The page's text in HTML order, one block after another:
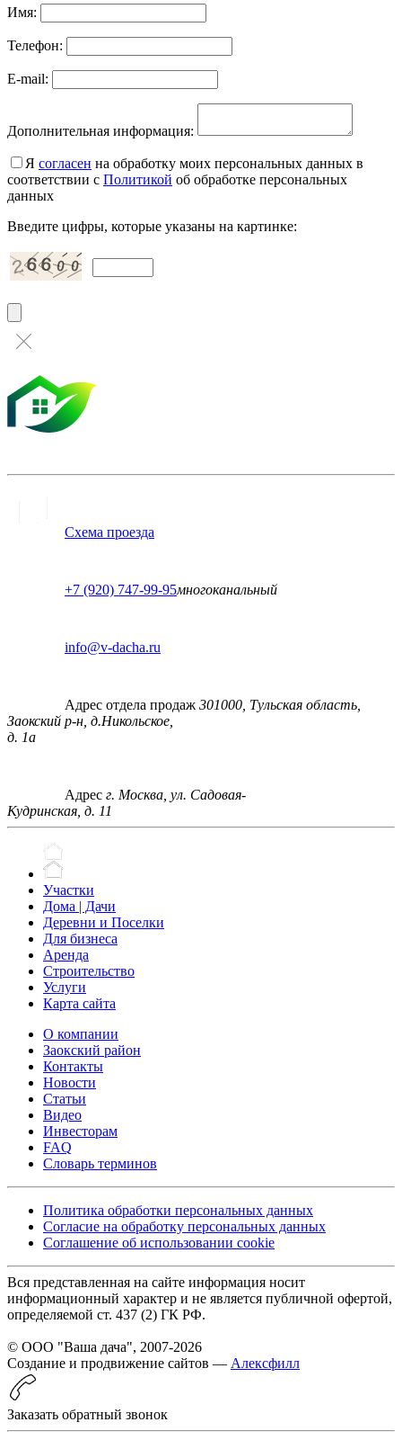
Имя:
Телефон:
E-mail:
Дополнительная информация:
Я согласен на обработку моих персональных данных в
соответствии с Политикой об обработке персональных
данных
Введите цифры, которые указаны на картинке:
Схема проезда
+7 (920) 747-99-95многоканальный
info@v-dacha.ru
Адрес отдела продаж 301000, Тульская область,
Заокский р-н, д.Никольское,
д. 1а
Адрес г. Москва, ул. Садовая-
Кудринская, д. 11
Участки
Дома | Дачи
Деревни и Поселки
Для бизнеса
Аренда
Строительство
Услуги
Карта сайта
О компании
Заокский район
Контакты
Новости
Статьи
Видео
Инвесторам
FAQ
Словарь терминов
Политика обработки персональных данных
Согласие на обработку персональных данных
Соглашение об использовании cookie
Вся представленная на сайте информация носит
информационный характер и не является публичной офертой,
определяемой ст. 437 (2) ГК РФ.
© ООО "Ваша дача", 2007-2026
Создание и продвижение сайтов — Алексфилл
Заказать обратный звонок